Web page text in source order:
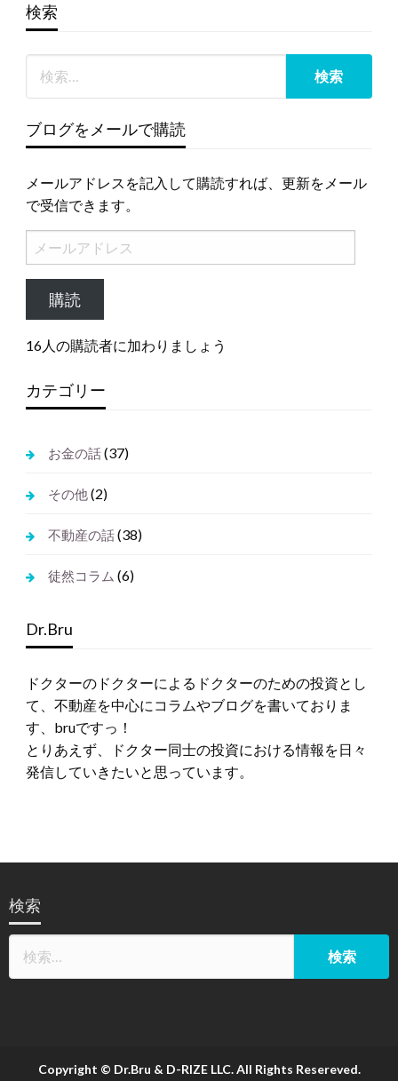
検索
ブログをメールで購読
メールアドレスを記入して購読すれば、更新をメール
で受信できます。
ー
レ
購読
16人の購読者に加わりましょう
カテゴリー
お金の話(37)
その他 (2)
不動産の話(38)
徒然コラム (6)
Dr.Bru
ドクターのドクターによるドクターのための投資とし
て、不動産を中心にコラムやブログを書いておりま
す、bruですっ！
とりあえず、ドクター同士の投資における情報を日々
発信していきたいと思っています。
検索
Copyright © Dr.Bru & D-RIZE LLC. All Rights Resereved.